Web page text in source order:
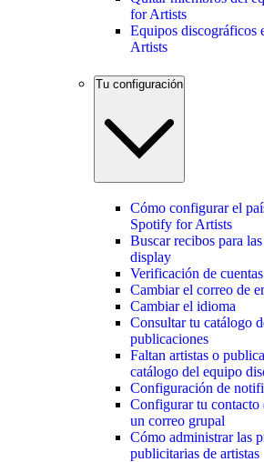
for Artists
Equipos discográficos
Artists
Tu configuración
Cómo configurar el
Spotify for Artists
Buscar recibos para
display
Verificación de
Cambiar el correo de
Cambiar el idioma
Consultar tu catálogo
publicaciones
Faltan artistas o
catálogo del equipo
Configuración de
Configurar tu contacto
un correo grupal
Cómo administrar las
publicitarias de artistas